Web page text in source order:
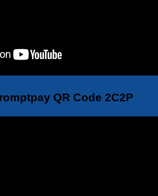
QR Code 2C2P